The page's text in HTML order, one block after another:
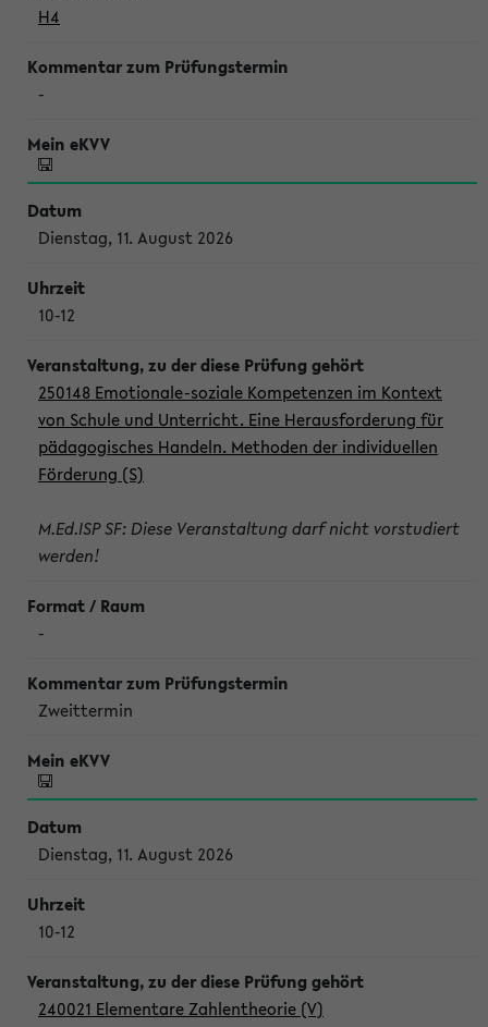
H4
-
Dienstag, 11. August 2026
10-12
250148 Emotionale-soziale Kompetenzen im Kontext
von Schule und Unterricht. Eine Herausforderung für
pädagogisches Handeln. Methoden der individuellen
Förderung (S)
M.Ed.ISP SF: Diese Veranstaltung darf nicht vorstudiert
werden!
-
Zweittermin
Dienstag, 11. August 2026
10-12
240021 Elementare Zahlentheorie (V)